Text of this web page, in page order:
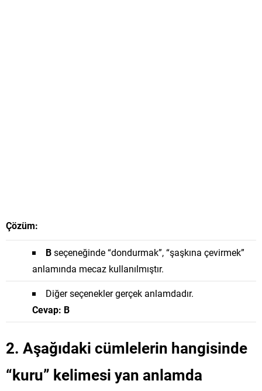
Çözüm:
Bseçeneğinde “dondurmak”, “şaşkına çevirmek”
anlamında mecaz kullanılmıştır.
Diğer seçenekler gerçek anlamdadır.
Cevap: B
2. Aşağıdaki cümlelerin hangisinde
“kuru” kelimesi yan anlamda